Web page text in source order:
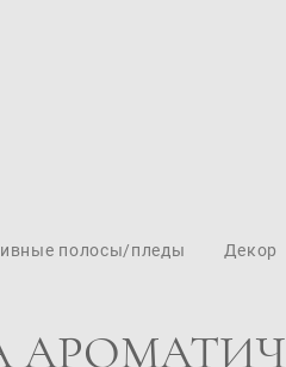
полосы/пледы Декор